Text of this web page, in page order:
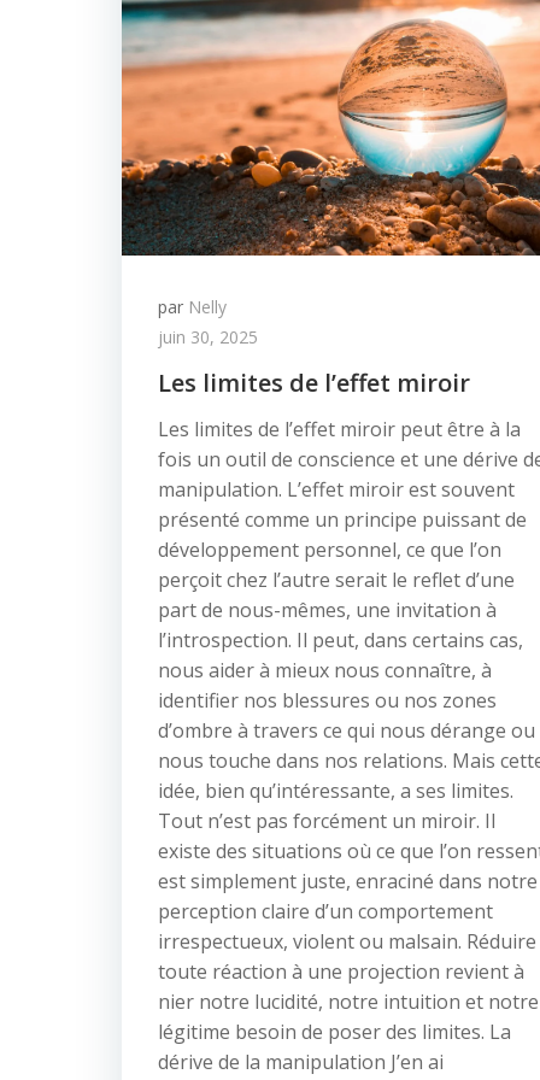
par Nelly
juin 30, 2025
Les limites de l’effet miroir
Les limites de l’effet miroir peut être à la
fois un outil de conscience et une dérive
manipulation. L’effet miroir est souvent
présenté comme un principe puissant de
développement personnel, ce que l’on
perçoit chez l’autre serait le reflet d’une
part de nous-mêmes, une invitation à
l’introspection. Il peut, dans certains cas,
nous aider à mieux nous connaître, à
identifier nos blessures ou nos zones
d’ombre à travers ce qui nous dérange ou
nous touche dans nos relations. Mais
idée, bien qu’intéressante, a ses limites.
Tout n’est pas forcément un miroir. Il
existe des situations où ce que l’on
est simplement juste, enraciné dans notre
perception claire d’un comportement
irrespectueux, violent ou malsain. Réduire
toute réaction à une projection revient à
nier notre lucidité, notre intuition et notre
légitime besoin de poser des limites. La
dérive de la manipulation J’en ai